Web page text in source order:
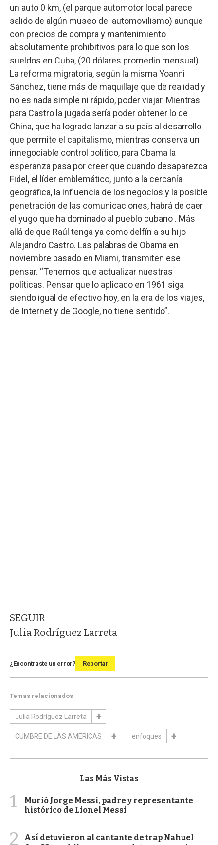
un auto 0 km, (el parque automotor local parece
salido de algún museo del automovilismo) aunque
con precios de compra y mantenimiento
absolutamente prohibitivos para lo que son los
sueldos en Cuba, (20 dólares promedio mensual).
La reforma migratoria, según la misma Yoanni
Sánchez, tiene más de maquillaje que de realidad y
no es nada simple ni rápido, poder viajar. Mientras
para Castro la jugada sería poder obtener lo de
China, que ha logrado lanzar a su país al desarrollo
que permite el capitalismo, mientras conserva un
innegociable control político, para Obama la
esperanza pasa por creer que cuando desaparezca
Fidel, el líder emblemático, junto a la cercanía
geográfica, la influencia de los negocios y la posible
penetración de las comunicaciones, habrá de caer
el yugo que ha dominado al pueblo cubano . Más
allá de que Raúl tenga ya como delfín a su hijo
Alejandro Castro. Las palabras de Obama en
noviembre pasado en Miami, transmiten ese
pensar. “Tenemos que actualizar nuestras
políticas. Pensar que lo aplicado en 1961 siga
siendo igual de efectivo hoy, en la era de los viajes,
de Internet y de Google, no tiene sentido”.
SEGUIR
Julia Rodríguez Larreta
¿Encontraste un error? Reportar
Temas relacionados
Julia Rodríguez Larreta
CUMBRE DE LAS AMERICAS enfoques
Las Más Vistas
1
Murió Jorge Messi, padre y representante
histórico de Lionel Messi
2
Así detuvieron al cantante de trap Nahuel